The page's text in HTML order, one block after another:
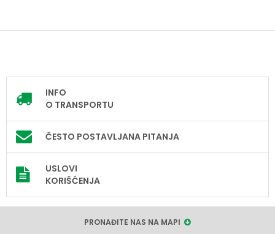
INFO
O TRANSPORTU
ČESTO POSTAVLJANA PITANJA
USLOVI
KORIŠĆENJA
PRONAĐITE NAS NA MAPI